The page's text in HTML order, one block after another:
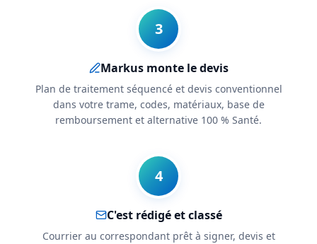
3
Markus monte le devis
Plan de traitement séquencé et devis conventionnel
dans votre trame, codes, matériaux, base de
remboursement et alternative 100 % Santé.
4
C'est rédigé et classé
Courrier au correspondant prêt à signer, devis et